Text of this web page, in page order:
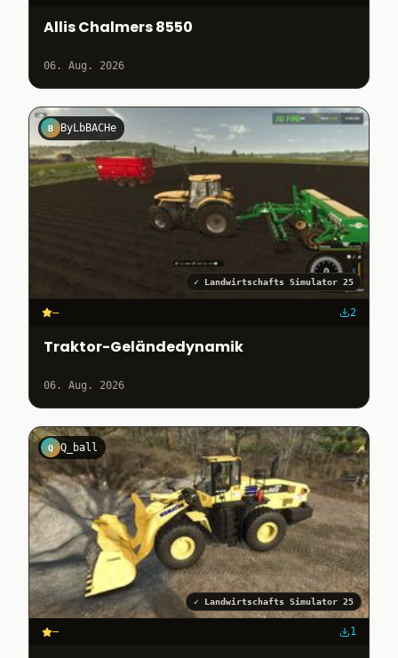
Allis Chalmers 8550
06. Aug. 2026
B ByLbBACHe
✓ Landwirtschafts Simulator 25
– 2
Traktor-Geländedynamik
06. Aug. 2026
Q Q_ball
✓ Landwirtschafts Simulator 25
– 1